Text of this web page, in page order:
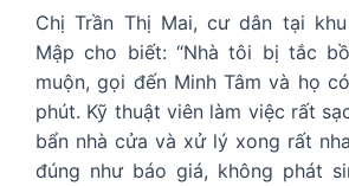
Chị Trần Thị Mai, cư dân tại
Mập cho biết: “Nhà tôi bị tắc
muộn, gọi đến Minh Tâm và họ
phút. Kỹ thuật viên làm việc rất
bẩn nhà cửa và xử lý xong rất
đúng như báo giá, không phát